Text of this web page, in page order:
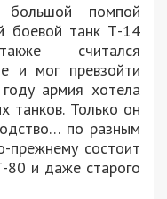
помпой
боевой танк Т-14
считался
и мог превзойти
армия хотела
танков. Только он
по разным
прежнему состоит
80 и даже старого